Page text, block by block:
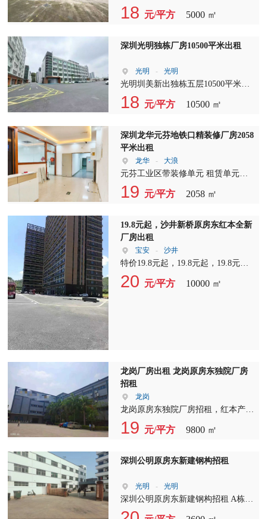
金18元超实惠 ?楼栋：1-3层整栋，分
层使用，灵活规划 ?亮点：园区超大
优势：原房东直租，无中介溢价，租
储、组装加工、包装厂、五金小件、
物料存放、轻型生产 道路通畅，货
车进出便捷，随时空出可入驻，价格
好谈
18 元/平方 5000 ㎡
深圳光明独栋厂房10500平米出租
光明 - 光明
光明圳美新出独栋五层10500平米，
单层面积2100平米。价格含税，合同
5年以上，实际面积出租，厂房形象
18 元/平方 10500 ㎡
深圳龙华元芬地铁口精装修厂房2058
平米出租
龙华 - 大浪
元芬工业区带装修单元 租赁单元：F
栋2A 面积：2058㎡ 租金：26元/㎡
19 元/平方 2058 ㎡
19.8元起，沙井新桥原房东红本全新
厂房出租
宝安 - 沙井
特价19.8元起，19.8元起，19.8元
起，沙井新桥原房东红本全新厂房出
租，7万平方，118平～50000平大小
20 元/平方 10000 ㎡
龙岗厂房出租 龙岗原房东独院厂房
招租
龙岗
龙岗原房东独院厂房招租，红本产权
今天新出原房东独院厂房招租，红本
产权 地址:龙岗社区高速路口附近 厂
2800平 园区空地大
19 元/平方 9800 ㎡
深圳公明原房东新建钢构招租
光明 - 光明
深圳公明原房东新建钢构招租 A栋：
1-2层3600平，一楼六米高，带牛